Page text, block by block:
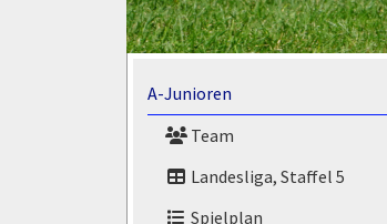
A-Junioren
Team
Landesliga, Staffel 5
Spielplan